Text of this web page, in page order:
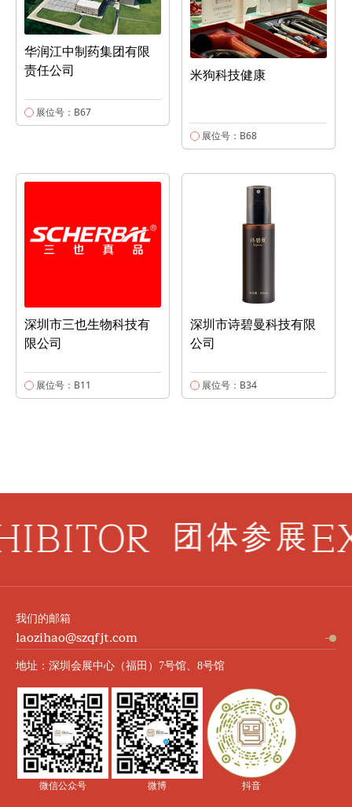
华润江中制药集团有限
责任公司
展位号：B67
米狗科技健康
展位号：B68
深圳市三也生物科技有
限公司
展位号：B11
深圳市诗碧曼科技有限
公司
展位号：B34
团体参展
我们的邮箱
laozihao@szqfjt.com
地址：深圳会展中心（福田）7号馆、8号馆
微信公众号 微博 抖音